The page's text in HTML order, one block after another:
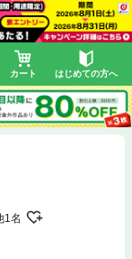
カート はじめての方へ
1名